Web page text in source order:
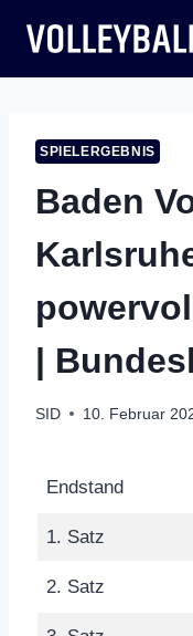
Inhalt
springen
SPIELERGEBNIS
Baden
|
SID 10. Februar
Endstand
1. Satz
2. Satz